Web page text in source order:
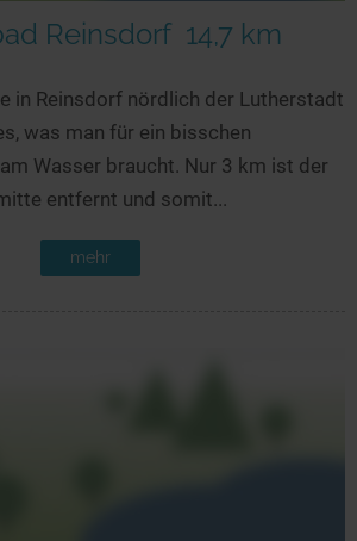
Reinsdorf 14,7 km
in Reinsdorf nördlich der Lutherstadt
was man für ein bisschen
Wasser braucht. Nur 3 km ist der
entfernt und somit...
mehr